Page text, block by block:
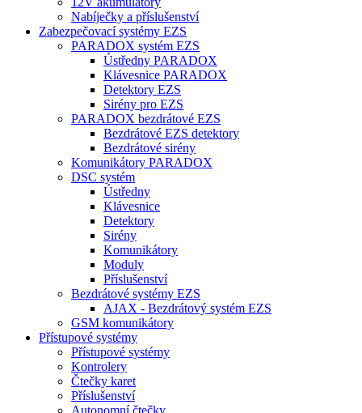
Nabíječky a příslušenství
Zabezpečovací systémy EZS
PARADOX systém EZS
Ústředny PARADOX
Klávesnice PARADOX
Detektory EZS
Sirény pro EZS
PARADOX bezdrátové EZS
Bezdrátové EZS detektory
Bezdrátové sirény
Komunikátory PARADOX
DSC systém
Ústředny
Klávesnice
Detektory
Sirény
Komunikátory
Moduly
Příslušenství
Bezdrátové systémy EZS
AJAX - Bezdrátový systém EZS
GSM komunikátory
Přístupové systémy
Přístupové systémy
Kontrolery
Čtečky karet
Příslušenství